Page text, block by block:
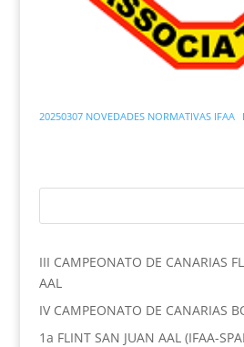
20250307 NOVEDADES NORMATIVAS IFAA
III CAMPEONATO DE CANARIAS
AAL
IV CAMPEONATO DE CANARIAS
1a FLINT SAN JUAN AAL (IFAA-